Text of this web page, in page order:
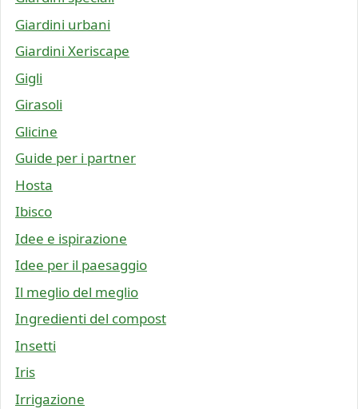
Giardini urbani
Giardini Xeriscape
Gigli
Girasoli
Glicine
Guide per i partner
Hosta
Ibisco
Idee e ispirazione
Idee per il paesaggio
Il meglio del meglio
Ingredienti del compost
Insetti
Iris
Irrigazione